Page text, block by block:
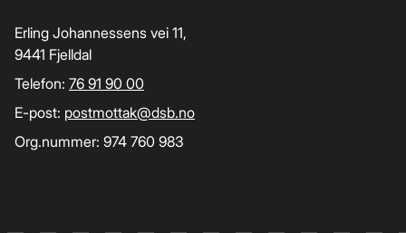
Erling Johannessens vei 11,
9441 Fjelldal
Telefon: 76 91 90 00
E-post: postmottak­@dsb.no
Org.nummer: 974 760 983